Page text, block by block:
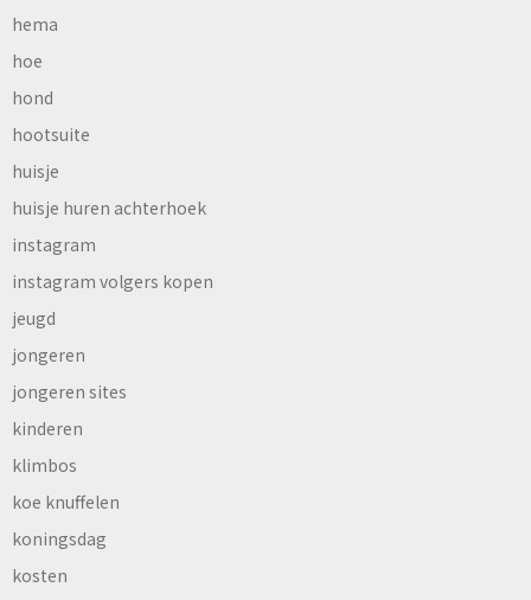
hema
hoe
hond
hootsuite
huisje
huisje huren achterhoek
instagram
instagram volgers kopen
jeugd
jongeren
jongeren sites
kinderen
klimbos
koe knuffelen
koningsdag
kosten